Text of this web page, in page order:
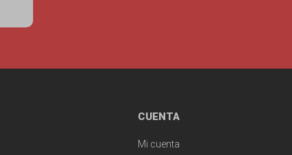
CUENTA
Mi cuenta